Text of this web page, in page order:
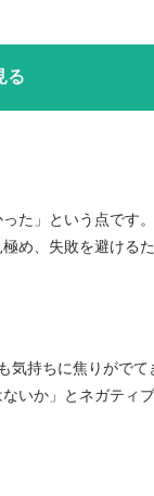
る
た」という点です
め、失敗を避ける
持ちに焦りがで
いか」とネガティ